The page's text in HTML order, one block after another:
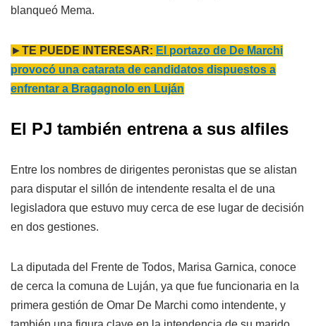
blanqueó Mema.
►TE PUEDE INTERESAR: El portazo de De Marchi
provocó una catarata de candidatos dispuestos a
enfrentar a Bragagnolo en Luján
El PJ también entrena a sus alfiles
Entre los nombres de dirigentes peronistas que se alistan
para disputar el sillón de intendente resalta el de una
legisladora que estuvo muy cerca de ese lugar de decisión
en dos gestiones.
La diputada del Frente de Todos, Marisa Garnica, conoce
de cerca la comuna de Luján, ya que fue funcionaria en la
primera gestión de Omar De Marchi como intendente, y